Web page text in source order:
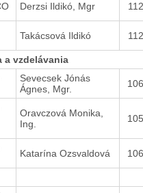
Derzsi Ildikó, Mgr 112
Takácsová Ildikó 112
a vzdelávania
Sevecsek Jónás
Ágnes, Mgr.
106
Oravczová Monika,
Ing.
105
Katarína Ozsvaldová 106